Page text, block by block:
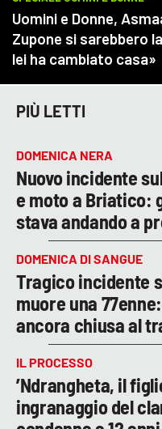
PIÙ LETTI
DOMENICA NERA
Nuovo incidente
e moto a Briatico:
stava andando a
DOMENICA DI SANGUE
Tragico incidente
muore una
ancora chiusa al
IL PROCESSO
’Ndrangheta, il
ingranaggio del